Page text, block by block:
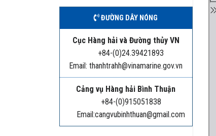
ĐƯỜNG DÂY NÓNG
Cục Hàng hải và Đường thủy VN
+84-(0)24.39421893
Email: thanhtrahh@vinamarine.gov.vn
Cảng vụ Hàng hải Bình Thuận
+84-(0)915051838
Email:cangvubinhthuan@gmail.com